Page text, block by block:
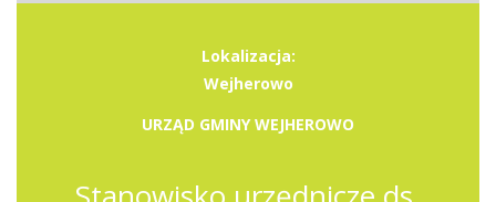
Lokalizacja:
Wejherowo
URZĄD GMINY WEJHEROWO